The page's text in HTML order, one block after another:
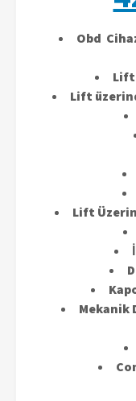
Obd
Lift
Lift
Lift
Mekanik